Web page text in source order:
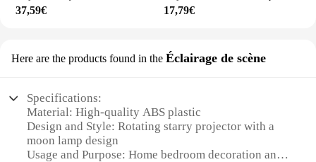
37,59€ 17,79€
Here are the products found in the Éclairage de scène
Specifications:
Material: High-quality ABS plastic
Design and Style: Rotating starry projector with a
moon lamp design
Usage and Purpose: Home bedroom decoration and